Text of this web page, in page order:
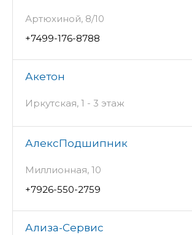
Артюхиной, 8/10
+7499-176-8788
Акетон
Иркутская, 1 - 3 этаж
АлексПодшипник
Миллионная, 10
+7926-550-2759
Ализа-Сервис